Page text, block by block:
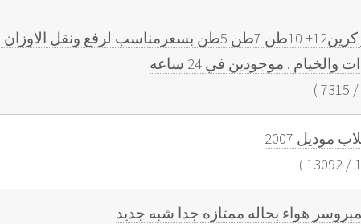
للايجار كرين12+ 10طن 7طن 5طن بسعرمناسب لرفع
والخيام . موجودين في 24 ساعه
/
7315
)
موديل 2007
/
13092
)
هواء بحاله ممتازه جدا شبه جديد